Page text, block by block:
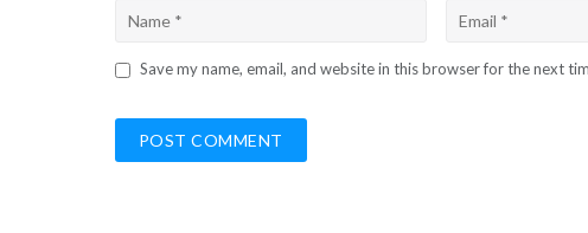
Save my name, email, and website in this browser for the next